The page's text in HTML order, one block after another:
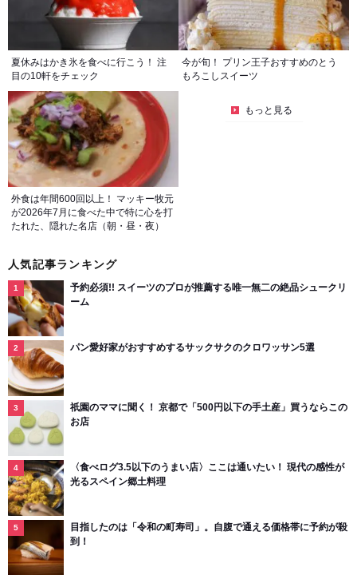
夏休みはかき氷を食べに行こう！ 注
目の10軒をチェック
今が旬！ プリン王子おすすめのとう
もろこしスイーツ
外食は年間600回以上！ マッキー牧元
が2026年7月に食べた中で特に心を打
たれた、隠れた名店（朝・昼・夜）
もっと見る
人気記事ランキング
予約必須!! スイーツのプロが推薦する唯一無二の絶品シュークリ
ーム
パン愛好家がおすすめするサックサクのクロワッサン5選
祇園のママに聞く！ 京都で「500円以下の手土産」買うならこの
お店
〈食べログ3.5以下のうまい店〉ここは通いたい！ 現代の感性が
光るスペイン郷土料理
目指したのは「令和の町寿司」。自腹で通える価格帯に予約が殺
到！